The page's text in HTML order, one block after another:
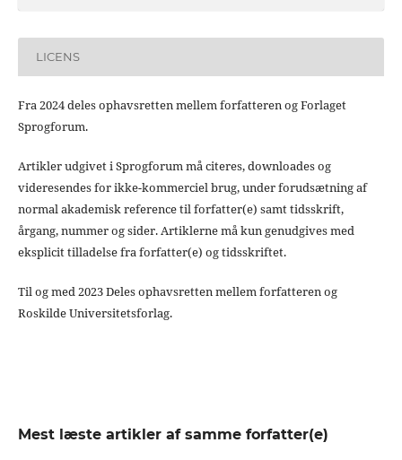
LICENS
Fra 2024 deles ophavsretten mellem forfatteren og Forlaget
Sprogforum.
Artikler udgivet i Sprogforum må citeres, downloades og
videresendes for ikke-kommerciel brug, under forudsætning af
normal akademisk reference til forfatter(e) samt tidsskrift,
årgang, nummer og sider. Artiklerne må kun genudgives med
eksplicit tilladelse fra forfatter(e) og tidsskriftet.
Til og med 2023 Deles ophavsretten mellem forfatteren og
Roskilde Universitetsforlag.
Mest læste artikler af samme forfatter(e)